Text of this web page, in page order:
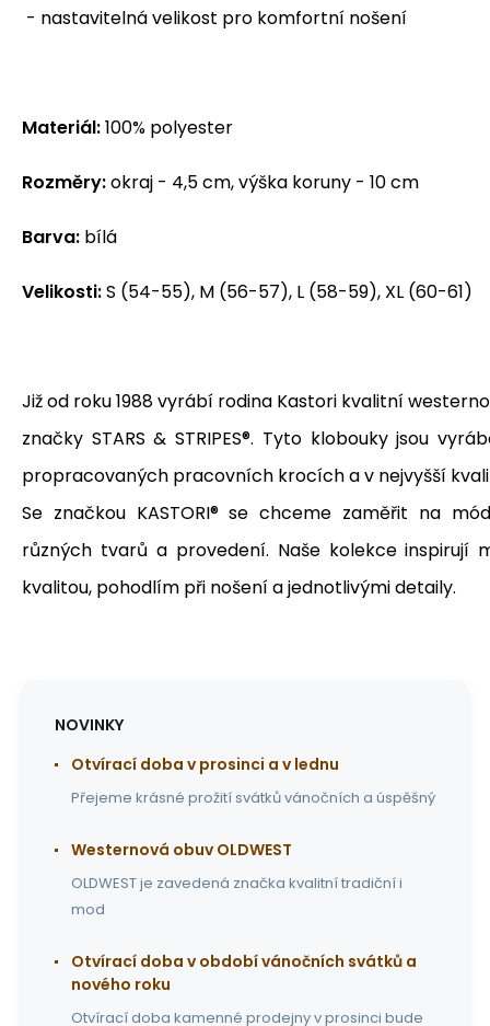
- nastavitelná velikost pro komfortní nošení
Materiál:100% polyester
Rozměry:okraj - 4,5 cm, výška koruny - 10 cm
Barva: bílá
Velikosti:S (54-55), M (56-57), L (58-59), XL (60-61)
Již od roku 1988 vyrábí rodina Kastori kvalitní
značky STARS & STRIPES®. Tytoklobouky jsou
propracovaných pracovních krocích a v nejvyšší
Se značkou KASTORI® se chceme zaměřit na
různých tvarů a provedení. Naše kolekce inspirují
kvalitou, pohodlím při nošení a jednotlivými detaily.
NOVINKY
Otvírací doba v prosinci a v lednu
Přejeme krásné prožití svátků vánočních a úspěšný
Westernová obuv OLDWEST
OLDWEST je zavedená značka kvalitní tradiční i
mod
Otvírací doba v období vánočních svátků a
nového roku
Otvírací doba kamenné prodejny v prosinci bude